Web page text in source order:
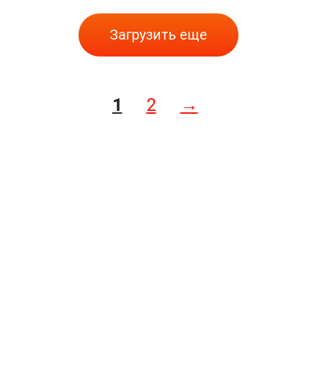
Загрузить еще
1 2 →